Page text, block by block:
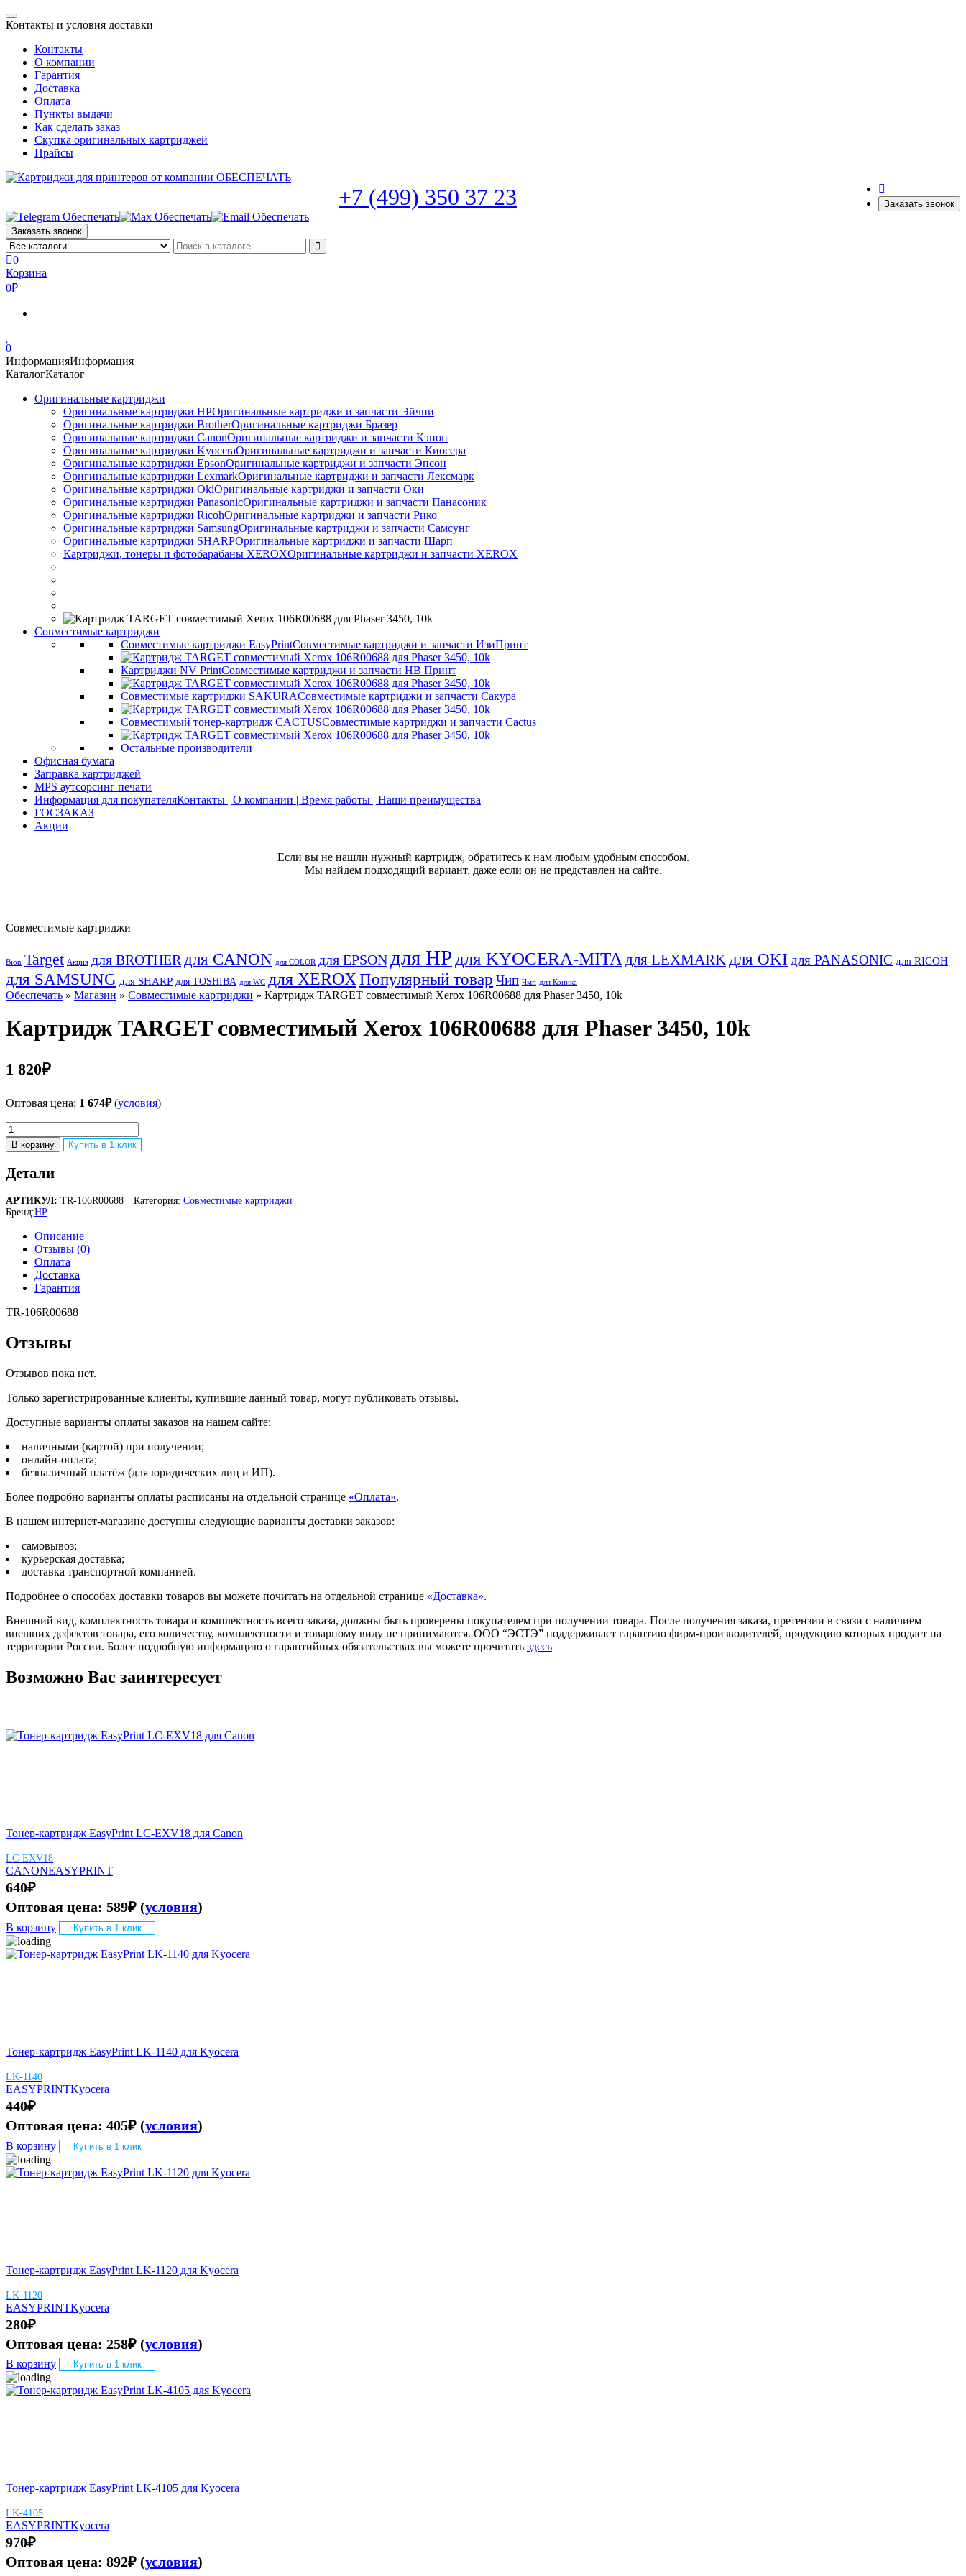
Skip
to
content
Toggle
navigation
Контакты и условия доставки
Контакты
О компании
Гарантия
Доставка
Оплата
Пункты выдачи
Как сделать заказ
Скупка оригинальных картриджей
Прайсы
Заказать звонок
+7 (499) 350 37 23
Заказать звонок
0
Корзина
0₽
0
ИнформацияИнформация
КаталогКаталог
Оригинальные картриджи
Оригинальные картриджи HPОригинальные картриджи и запчасти Эйчпи
Оригинальные картриджи BrotherОригинальные картриджи Бразер
Оригинальные картриджи CanonОригинальные картриджи и запчасти Кэнон
Оригинальные картриджи KyoceraОригинальные картриджи и запчасти Киосера
Оригинальные картриджи EpsonОригинальные картриджи и запчасти Эпсон
Оригинальные картриджи LexmarkОригинальные картриджи и запчасти Лексмарк
Оригинальные картриджи ОkiОригинальные картриджи и запчасти Оки
Оригинальные картриджи PanasonicОригинальные картриджи и запчасти Панасоник
Оригинальные картриджи RicohОригинальные картриджи и запчасти Рико
Оригинальные картриджи SamsungОригинальные картриджи и запчасти Самсунг
Оригинальные картриджи SHARPОригинальные картриджи и запчасти Шарп
Картриджи, тонеры и фотобарабаны XEROXОригинальные картриджи и запчасти XEROX
Совместимые картриджи
Совместимые картриджи EasyPrintСовместимые картриджи и запчасти ИзиПринт
Картриджи NV PrintСовместимые картриджи и запчасти НВ Принт
Совместимые картриджи SAKURAСовместимые картриджи и запчасти Сакура
Совместимый тонер-картридж CACTUSСовместимые картриджи и запчасти Cactus
Остальные производители
Офисная бумага
Заправка картриджей
MPS аутсорсинг печати
Информация для покупателяКонтакты | О компании | Время работы | Наши преимущества
ГОСЗАКАЗ
Акции
Если вы не нашли нужный картридж, обратитесь к нам любым удобным способом.
Мы найдем подходящий вариант, даже если он не представлен на сайте.
Совместимые картриджи
Bion Target Акция для BROTHER для CANON для COLOR для EPSON для HP для KYOCERA-MITA для LEXMARK для OKI для PANASONIC для RICOH
для SAMSUNG для SHARP для TOSHIBA для WC для XEROX Популярный товар Чип Чмп для Коника
Обеспечать » Магазин » Совместимые картриджи » Картридж TARGET совместимый Xerox 106R00688 для Phaser 3450, 10k
Картридж TARGET совместимый Xerox 106R00688 для Phaser 3450, 10k
1 820₽
Оптовая цена: 1 674₽(условия)
Количество
товара
Картридж
TARGET
совместимый
106R00688
для
В корзину Купить в 1 клик
Детали
АРТИКУЛ: TR-106R00688 Категория: Совместимые картриджи
Бренд:HP
Описание
Отзывы (0)
Оплата
Доставка
Гарантия
TR-106R00688
Отзывы
Отзывов пока нет.
Только зарегистрированные клиенты, купившие данный товар, могут публиковать отзывы.
Доступные варианты оплаты заказов на нашем сайте:
наличными (картой) при получении;
онлайн-оплата;
безналичный платёж (для юридических лиц и ИП).
Более подробно варианты оплаты расписаны на отдельной странице «Оплата».
В нашем интернет-магазине доступны следующие варианты доставки заказов:
самовывоз;
курьерская доставка;
доставка транспортной компанией.
Подробнее о способах доставки товаров вы можете почитать на отдельной странице «Доставка».
Внешний вид, комплектность товара и комплектность всего заказа, должны быть проверены покупателем при получении товара. После получения заказа, претензии в связи с наличием
внешних дефектов товара, его количеству, комплектности и товарному виду не принимаются. ООО “ЭСТЭ” поддерживает гарантию фирм-производителей, продукцию которых продает на
территории России. Более подробную информацию о гарантийных обязательствах вы можете прочитать здесь
Возможно Вас заинтересует
Тонер-картридж EasyPrint LC-EXV18 для Canon
LC-EXV18
CANONEASYPRINT
640₽
Оптовая цена: 589₽ (условия)
В корзину Купить в 1 клик
Тонер-картридж EasyPrint LK-1140 для Kyocera
LK-1140
EASYPRINTKyocera
440₽
Оптовая цена: 405₽ (условия)
В корзину Купить в 1 клик
Тонер-картридж EasyPrint LK-1120 для Kyocera
LK-1120
EASYPRINTKyocera
280₽
Оптовая цена: 258₽ (условия)
В корзину Купить в 1 клик
Тонер-картридж EasyPrint LK-4105 для Kyocera
LK-4105
EASYPRINTKyocera
970₽
Оптовая цена: 892₽ (условия)